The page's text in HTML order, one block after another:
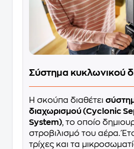
Σύστημα κυκλωνικού
Η σκούπα διαθέτει
διαχωρισμού (Cyclonic
System), το οποίο
στροβιλισμό του αέρα.
τρίχες και τα